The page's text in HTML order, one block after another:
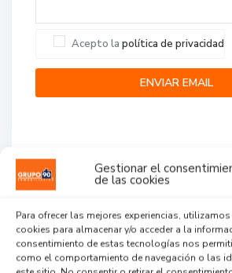
Gestionar el
de las cookies
Para ofrecer las mejores experiencias,
cookies para almacenar y/o acceder a la
consentimiento de estas tecnologías nos
como el comportamiento de navegación o las
Acepto la política de privacidad
...